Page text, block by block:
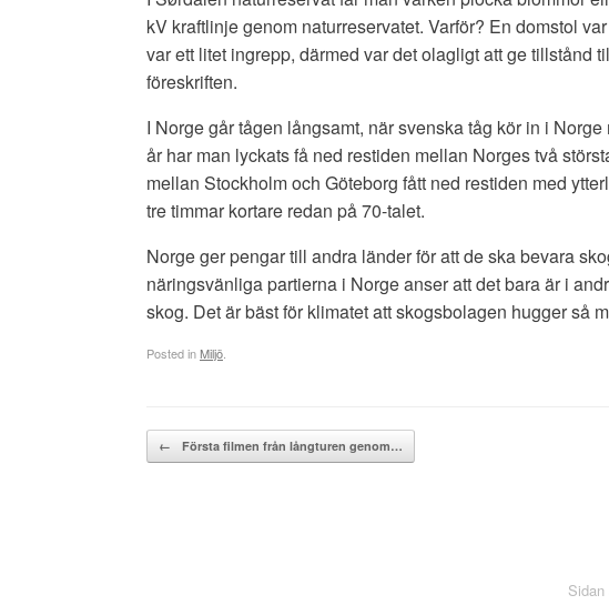
kV kraftlinje genom naturreservatet. Varför? En domstol
var ett litet ingrepp, därmed var det olagligt att ge tillstånd
föreskriften.
I Norge går tågen långsamt, när svenska tåg kör in i
år har man lyckats få ned restiden mellan Norges två
mellan Stockholm och Göteborg fått ned restiden med
tre timmar kortare redan på 70-talet.
Norge ger pengar till andra länder för att de ska bevara
näringsvänliga partierna i Norge anser att det bara är i
skog. Det är bäst för klimatet att skogsbolagen hugger så
Posted in Miljö
Post navigation
← Första filmen från långturen genom…